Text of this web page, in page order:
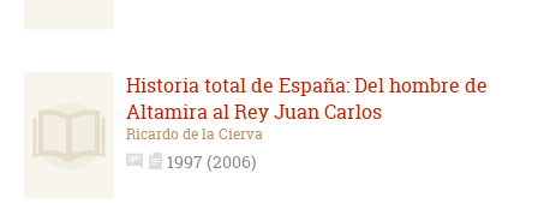
Historia total de España: Del hombre de
Altamira al Rey Juan Carlos
Ricardo de la Cierva
1997 (2006)